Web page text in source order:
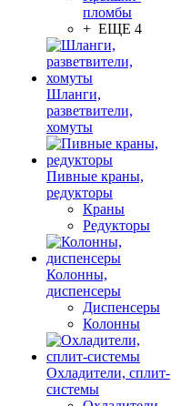
пломбы
+ ЕЩЕ 4
Шланги,
разветвители,
хомуты
Пивные краны,
редукторы
Краны
Редукторы
Колонны,
диспенсеры
Диспенсеры
Колонны
Охладители, сплит-
системы